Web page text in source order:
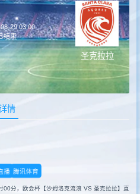
录像
新闻
29 03:00
结束
圣克拉拉
情
播 腾讯体育
00分，欧会杯【沙姆洛克流浪 VS 圣克拉拉】直